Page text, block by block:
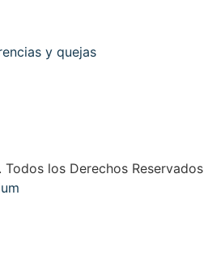
y quejas
los Derechos Reservados